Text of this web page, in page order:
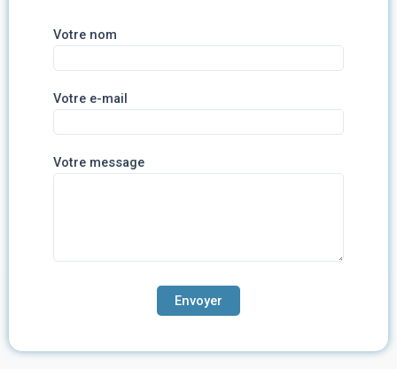
Votre nom
Votre e-mail
Votre message